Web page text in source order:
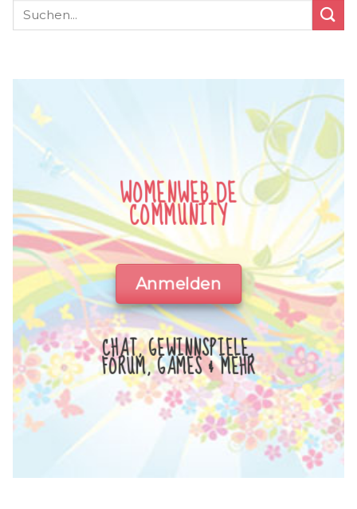
WOMENWEB.DE
COMMUNITY
Anmelden
CHAT, GEWINNSPIELE,
FORUM, GAMES & MEHR